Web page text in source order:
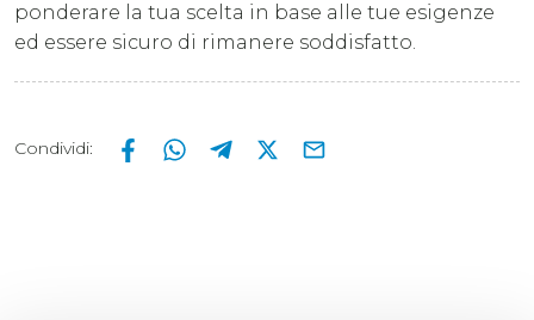
ponderare la tua scelta in base alle tue esigenze
ed essere sicuro di rimanere soddisfatto.
Condividi: